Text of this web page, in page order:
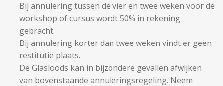
Bij annulering tussen de vier en twee weken voor de
workshop of cursus wordt 50% in rekening
gebracht.
Bij annulering korter dan twee weken vindt er geen
restitutie plaats.
De Glasloods kan in bijzondere gevallen afwijken
van bovenstaande annuleringsregeling. Neem